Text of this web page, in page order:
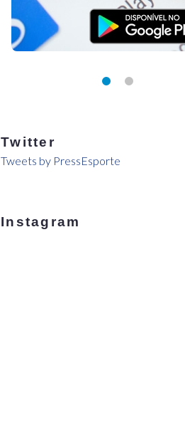
Twitter
Tweets by PressEsporte
Instagram